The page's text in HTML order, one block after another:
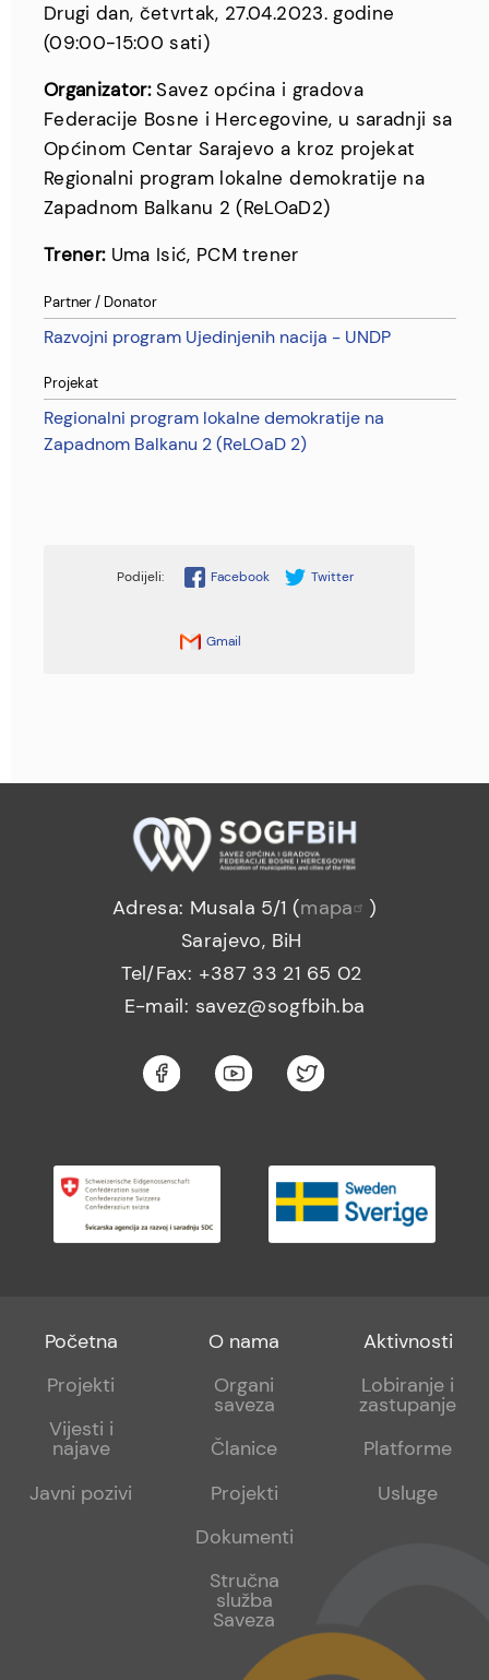
Drugi dan, četvrtak, 27.04.2023. godine
(09:00-15:00 sati)
Organizator:Savez općina i gradova
Federacije Bosne i Hercegovine, u saradnji sa
Općinom Centar Sarajevo a kroz projekat
Regionalni program lokalne demokratije na
Zapadnom Balkanu 2 (ReLOaD2)
Trener:Uma Isić, PCM trener
Partner / Donator
Razvojni program Ujedinjenih nacija - UNDP
Projekat
Regionalni program lokalne demokratije na
Zapadnom Balkanu 2 (ReLOaD 2)
Facebook Twitter
Gmail
Adresa: Musala 5/1 (mapa
)
Sarajevo, BiH
Tel/Fax: +387 33 21 65 02
E-mail: savez@sogfbih.ba
Footer
menu
Početna
Projekti
Vijesti i
najave
Javni pozivi
Footer
sub
O nama
Organi
saveza
Članice
Projekti
Dokumenti
Stručna
služba
Saveza
Footer
sub
Aktivnosti
Lobiranje i
zastupanje
Platforme
Usluge